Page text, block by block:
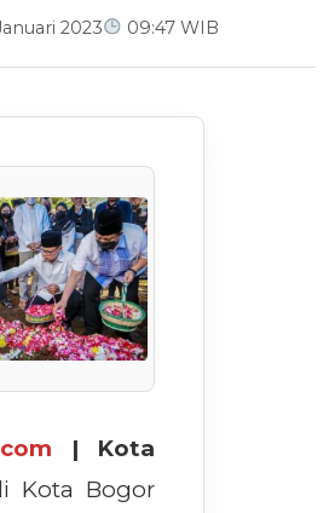
2023 09:47 WIB
com | Kota
Kota Bogor